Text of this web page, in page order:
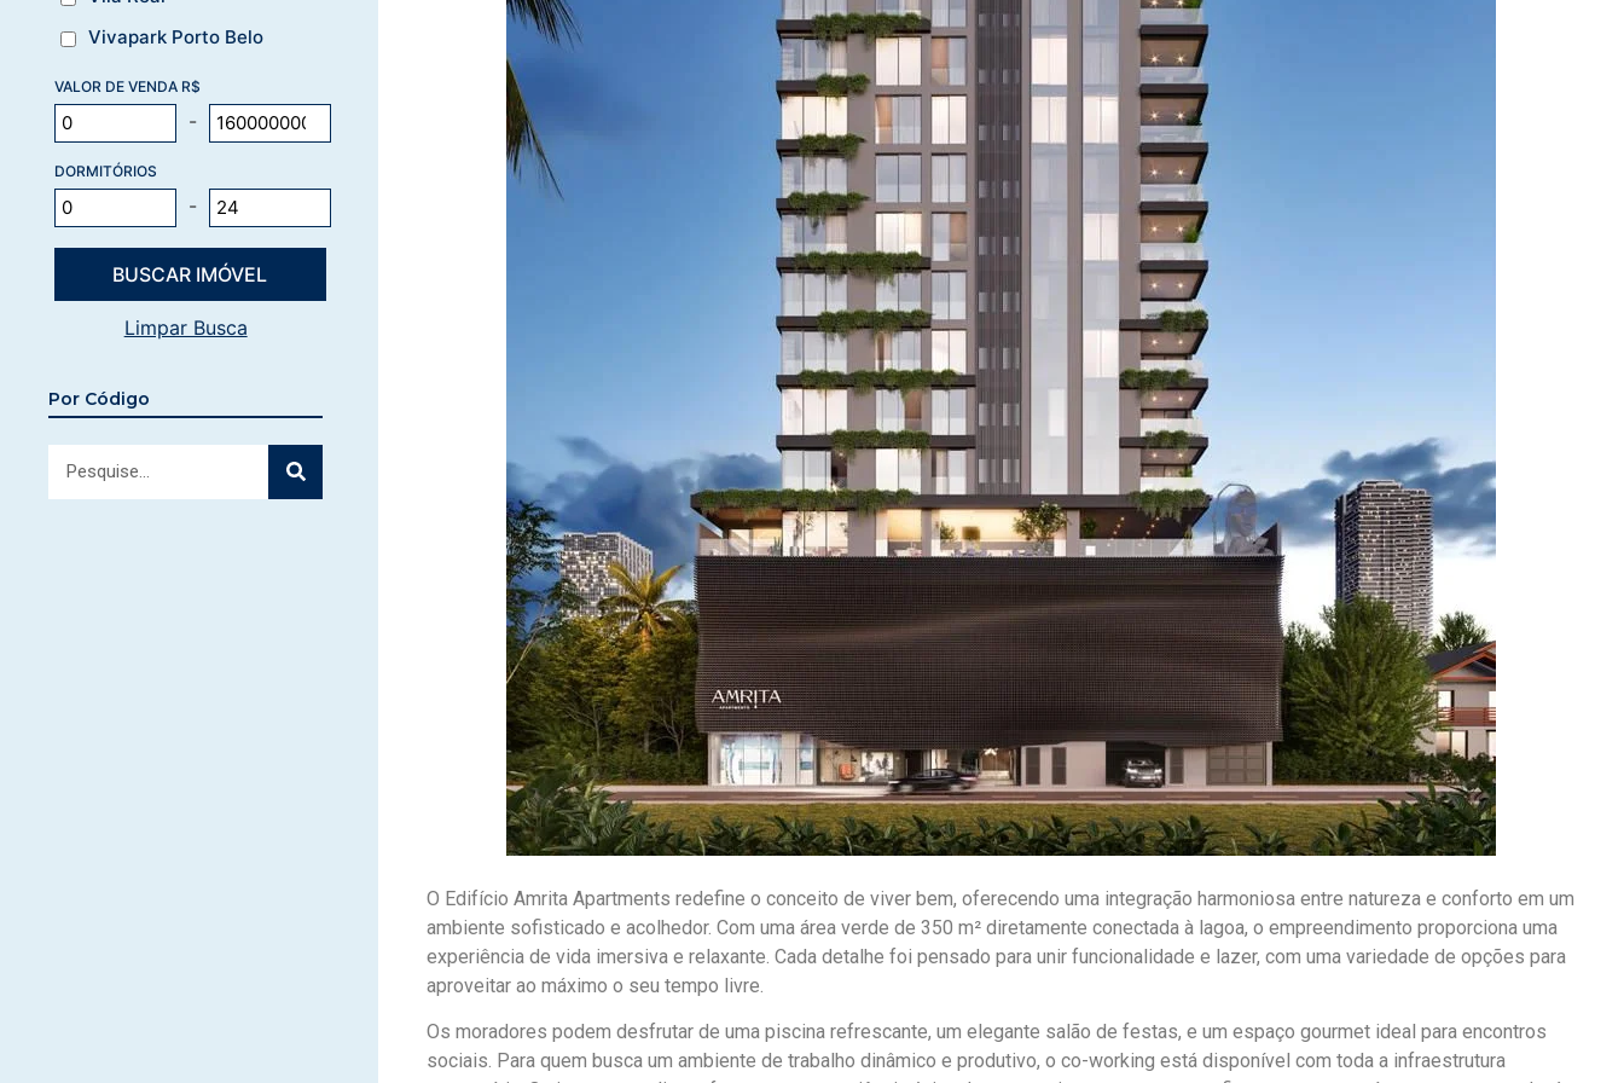
Vivapark Porto Belo
VALOR DE VENDA R$
-
DORMITÓRIOS
-
Limpar Busca
Por Código
O Edifício Amrita Apartments redefine o conceito de viver bem, oferecendo uma integração harmoniosa entre natureza e conforto em um
ambiente sofisticado e acolhedor. Com uma área verde de 350 m² diretamente conectada à lagoa, o empreendimento proporciona uma
experiência de vida imersiva e relaxante. Cada detalhe foi pensado para unir funcionalidade e lazer, com uma variedade de opções para
aproveitar ao máximo o seu tempo livre.
Os moradores podem desfrutar de uma piscina refrescante, um elegante salão de festas, e um espaço gourmet ideal para encontros
sociais. Para quem busca um ambiente de trabalho dinâmico e produtivo, o co-working está disponível com toda a infraestrutura